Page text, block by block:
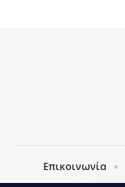
Επικοινωνία